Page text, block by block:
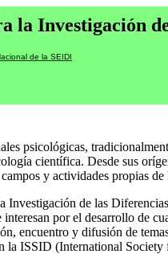
la Investigación
de la SEIDI
psicológicas,
científica. Desde sus
y actividades propias
Investigación de las
por el desarrollo de
encuentro y difusión de
la ISSID (International